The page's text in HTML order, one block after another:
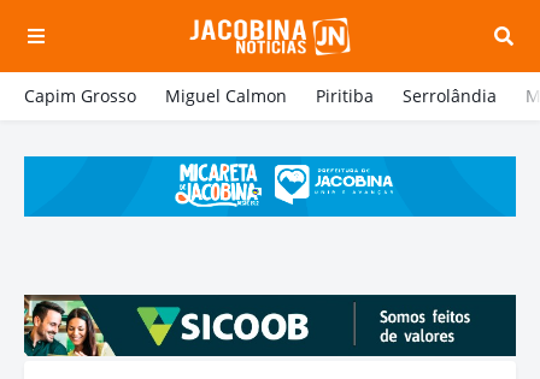
Capim Grosso Miguel Calmon Piritiba Serrolândia